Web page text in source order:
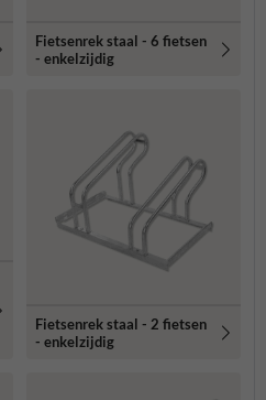
Fietsenrek staal - 6 fietsen
- enkelzijdig
Fietsenrek staal - 2 fietsen
- enkelzijdig